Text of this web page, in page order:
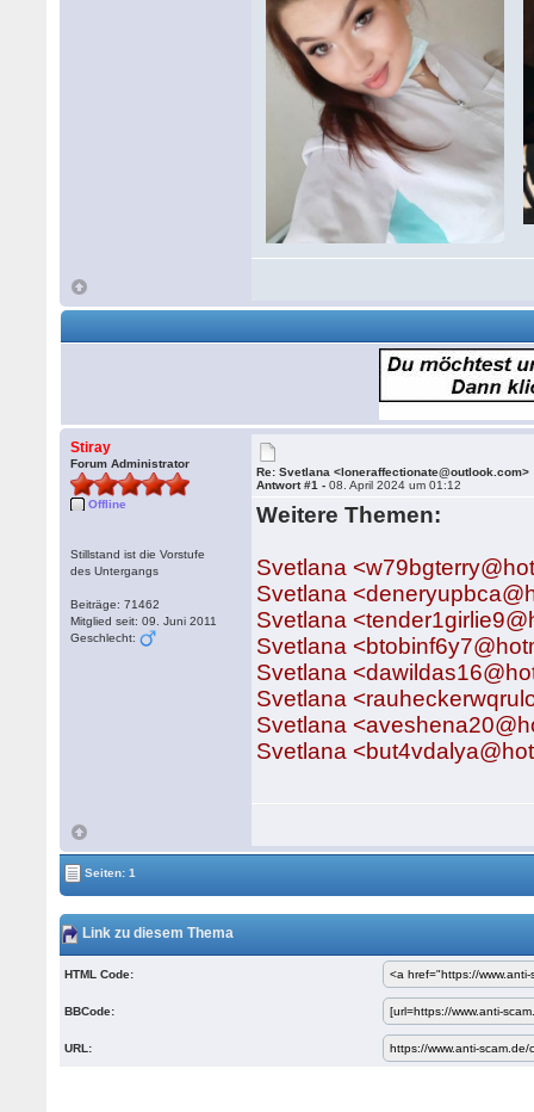
Stiray
Forum Administrator
Offline
Stillstand ist die Vorstufe
des Untergangs
Beiträge: 71462
Mitglied seit: 09. Juni 2011
Geschlecht:
Re: Svetlana <loneraffectionate@outlook.com>
Antwort #1 -08. April 2024 um 01:12
Weitere Themen:
Svetlana
Svetlana
Svetlana
Svetlana
Svetlana
Svetlana
Svetlana
Svetlana
Seiten: 1
Link zu diesem Thema
HTML Code:
BBCode:
URL: